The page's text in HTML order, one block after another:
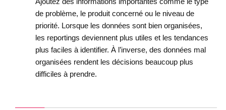
de problème, le produit concerné ou le niveau de
priorité. Lorsque les données sont bien organisées,
les reportings deviennent plus utiles et les tendances
plus faciles à identifier. À l’inverse, des données mal
organisées rendent les décisions beaucoup plus
difficiles à prendre.